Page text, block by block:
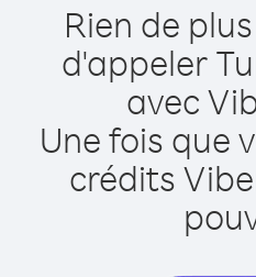
Rien de
d'appeler
avec
Une fois que
crédits